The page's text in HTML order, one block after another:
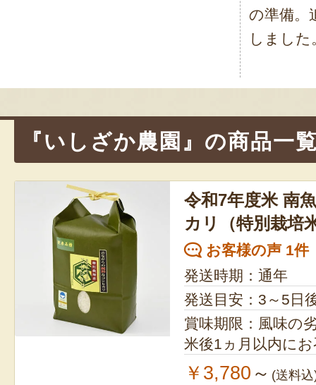
ョ
ン
の準備。
しました
『いしざか農園』の商品一
令和7年度米 南
カリ（特別栽培
お客様の声 1件
発送時期：通年
発送目安：3～5日
賞味期限：風味の
米後1ヵ月以内に
￥3,780 ～ (送料